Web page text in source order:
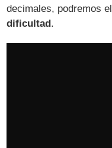
decimales, podremos
dificultad.